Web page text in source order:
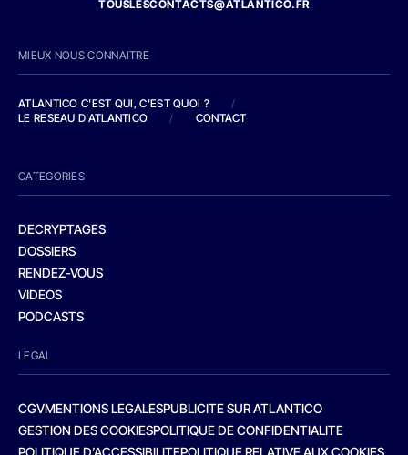
TOUSLESCONTACTS@ATLANTICO.FR
MIEUX NOUS CONNAITRE
ATLANTICO C'EST QUI, C'EST QUOI ?
/
LE RESEAU D'ATLANTICO
/ CONTACT
CATEGORIES
DECRYPTAGES
DOSSIERS
RENDEZ-VOUS
VIDEOS
PODCASTS
LEGAL
CGVMENTIONS LEGALESPUBLICITE SUR ATLANTICO
GESTION DES COOKIESPOLITIQUE DE CONFIDENTIALITE
POLITIQUE D’ACCESSIBILITEPOLITIQUE RELATIVE AUX COOKIES